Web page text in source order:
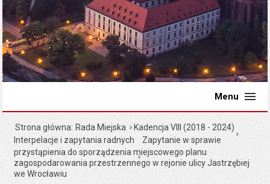
Menu
Strona główna Rada Miejska
Kadencja VIII (2018 - 2024)
Interpelacje i zapytania radnych
Zapytanie w sprawie
przystąpienia do sporządzenia miejscowego planu
zagospodarowania przestrzennego w rejonie ulicy Jastrzębiej
we Wrocławiu